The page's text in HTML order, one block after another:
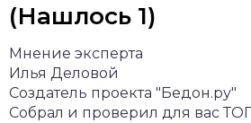
(Нашлось 1)
Мнение эксперта
Илья Деловой
Создатель проекта "Бедон.ру"
Собрал и проверил для вас